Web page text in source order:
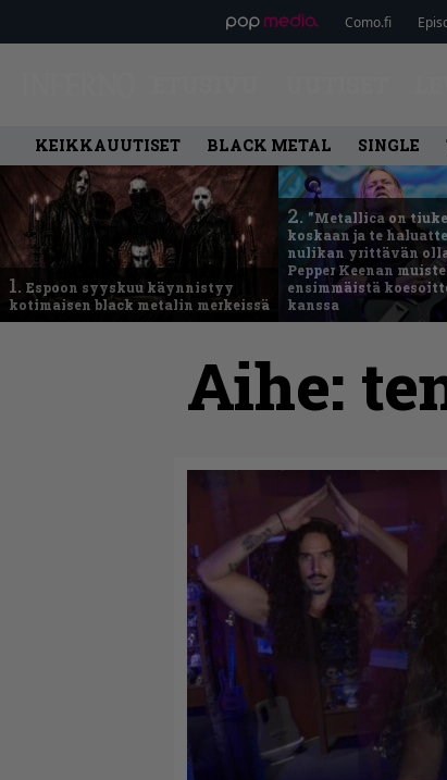
Como.fi
KEIKKAUUTISET BLACK METAL SINGLE
1. Espoon syyskuu käynnistyy
kotimaisen black metalin merkeissä
2. ”Metallica on
koskaan ja te
nulikan yrittävän olla
Pepper Keenan
ensimmäistä
kanssa
Aihe: